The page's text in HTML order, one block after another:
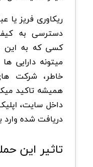
ریکاوری فریز یا
دسترسی به
کسی که به این
میتونه دارایی
داخل سایت،
دریافت شده وارد
تاثیر این